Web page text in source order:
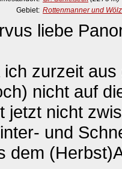
Gebiet: Rottenmanner und
liebe
ich zurzeit
nicht auf
jetzt nicht
und
dem